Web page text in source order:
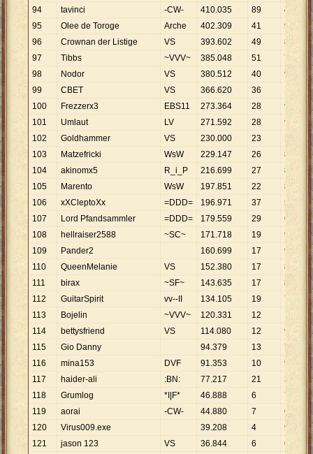
94
tavinci -CW- 410.035 89 4
607
95
Olee de Toroge Arche 402.309 41 9
96
Crownan der Listige VS 393.602 49 8. 033
97
Tibbs ~VVV~ 385.048 51 7
550
98
Nodor VS 380.512 40 9
99
CBET VS 366.620 36
184
100
Frezzerx3 EBS11 273.364 28 9
101
Umlaut LV 271.592 28 9
102
Goldhammer VS 230.000 23 10
000
103
Matzefricki WsW 229.147 26 8
813
104
akinomx5 R_i_P 216.699 27 8 .
105
Marento WsW 197.851 22 8
993
106
xXCleptoXx =DDD= 196.971 37 5.
107
Lord Pfandsammler =DDD= 179.559 29 6
192
108
hellraiser2588 ~SC~ 171.718 19 9
109
Pander2 160.699 17 9. 453
110
QueenMelanie VS 152.380 17 8
964
111
birax ~SF~ 143.635 17 8
112
GuitarSpirit vv--II 134.105 19 7
058
113
Bojelin ~VVV~ 120.331 12 10
028
114
bettysfriend VS 114.080 12 9
115
Gio Danny 94.379 13 7.
116
mina153 DVF 91.353 10 9
135
117
haider-ali :BN: 77.217 21 3 .
118
Grumlog *I|F* 46.888 6 7
119
aorai -CW- 44.880 7 6.
120
Virus009.exe 39.208 4 9
802
121
jason 123 VS 36.844 6 6